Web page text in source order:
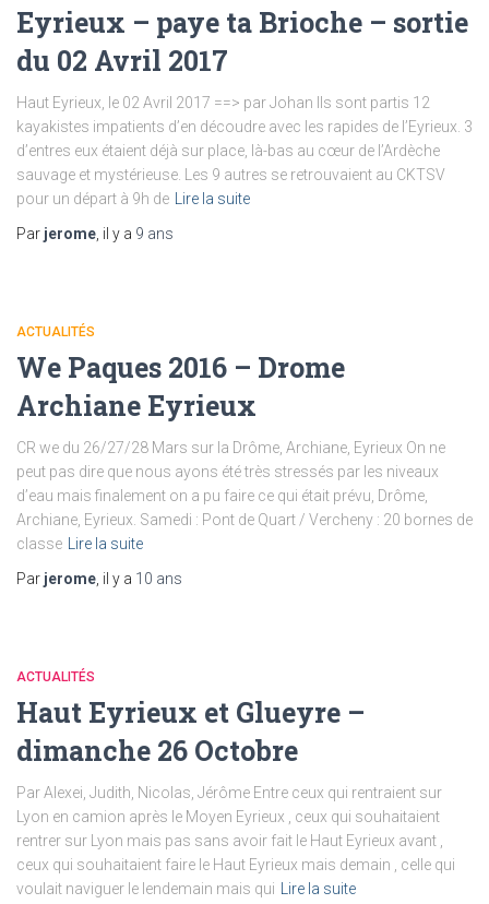
Eyrieux – paye ta Brioche – sortie
du 02 Avril 2017
Haut Eyrieux, le 02 Avril 2017 ==> par Johan Ils sont partis 12
kayakistes impatients d’en découdre avec les rapides de l’Eyrieux. 3
d’entres eux étaient déjà sur place, là-bas au cœur de l’Ardèche
sauvage et mystérieuse. Les 9 autres se retrouvaient au CKTSV
pour un départ à 9h de
Lire la suite
Par jerome , il y a 9 ans
ACTUALITÉS
We Paques 2016 – Drome
Archiane Eyrieux
CR we du 26/27/28 Mars sur la Drôme, Archiane, Eyrieux On ne
peut pas dire que nous ayons été très stressés par les niveaux
d’eau mais finalement on a pu faire ce qui était prévu, Drôme,
Archiane, Eyrieux. Samedi : Pont de Quart / Vercheny : 20 bornes de
classe
Lire la suite
Par jerome , il y a 10 ans
ACTUALITÉS
Haut Eyrieux et Glueyre –
dimanche 26 Octobre
Par Alexei, Judith, Nicolas, Jérôme Entre ceux qui rentraient sur
Lyon en camion après le Moyen Eyrieux , ceux qui souhaitaient
rentrer sur Lyon mais pas sans avoir fait le Haut Eyrieux avant ,
ceux qui souhaitaient faire le Haut Eyrieux mais demain , celle qui
voulait naviguer le lendemain mais qui
Lire la suite